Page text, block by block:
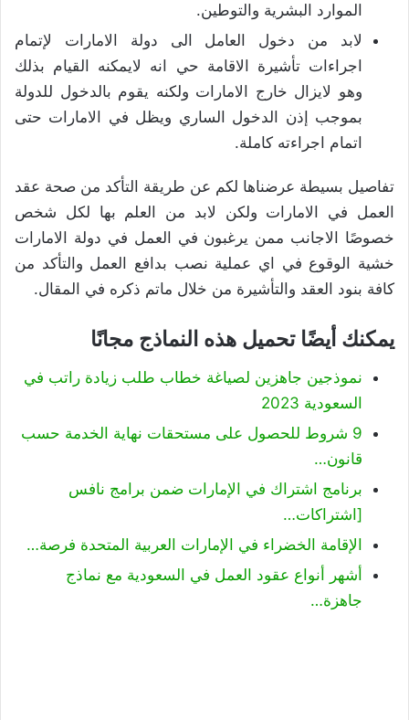
الموارد البشرية والتوطين.
لابد من دخول العامل الى دولة الامارات لإتمام
اجراءات تأشيرة الاقامة حي انه لايمكنه القيام بذلك
وهو لايزال خارج الامارات ولكنه يقوم بالدخول للدولة
بموجب إذن الدخول الساري ويظل في الامارات حتى
اتمام اجراءته كاملة.
تفاصيل بسيطة عرضناها لكم عن طريقة التأكد من صحة عقد
العمل في الامارات ولكن لابد من العلم بها لكل شخص
خصوصًا الاجانب ممن يرغبون في العمل في دولة الامارات
خشية الوقوع في اي عملية نصب بدافع العمل والتأكد من
كافة بنود العقد والتأشيرة من خلال ماتم ذكره في المقال.
يمكنك أيضًا تحميل هذه النماذج مجانًا
نموذجين جاهزين لصياغة خطاب طلب زيادة راتب في
السعودية 2023
9 شروط للحصول على مستحقات نهاية الخدمة حسب
قانون…
برنامج اشتراك في الإمارات ضمن برامج نافس
[اشتراكات…
الإقامة الخضراء في الإمارات العربية المتحدة فرصة…
أشهر أنواع عقود العمل في السعودية مع نماذج
جاهزة…